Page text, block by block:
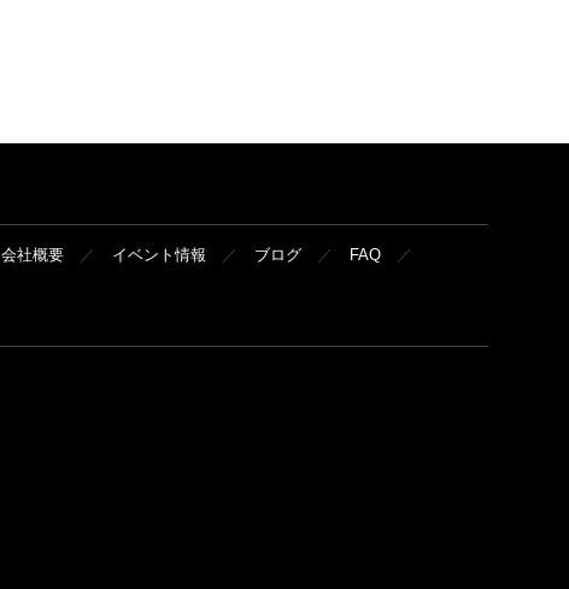
会社概要 イベント情報 ブログ FAQ